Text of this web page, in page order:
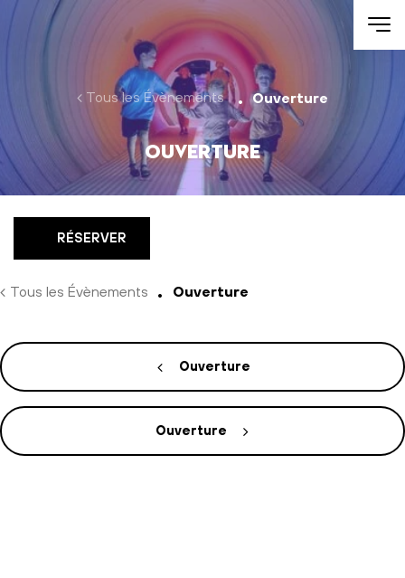
Aller au contenu
Tous les Évènements Ouverture
Ouverture
RÉSERVER
Tous les Évènements Ouverture
Ouverture
Ouverture